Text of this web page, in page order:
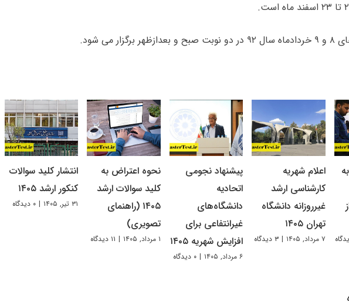
می شود.
اعلام شهریه
کارشناسی ارشد
غیرروزانه دانشگاه
تهران ۱۴۰۵
۷ مرداد, ۱۴۰۵ | ۳ دیدگاه
پیشنهاد نجومی
اتحادیه
دانشگاه‌های
غیرانتفاعی برای
افزایش شهریه ۱۴۰۵
۶ مرداد, ۱۴۰۵ | ۰ دیدگاه
نحوه اعتراض به
کلید سوالات ارشد
۱۴۰۵ (راهنمای
تصویری)
۱ مرداد, ۱۴۰۵ | ۱۱ دیدگاه
انتشار کلید سوالات
کنکور ارشد ۱۴۰۵
۳۱ تیر, ۱۴۰۵ | ۰ دیدگاه